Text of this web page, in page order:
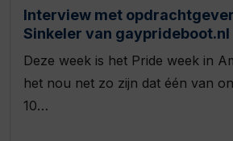
Interview met
Sinkeler van gayprideboot.nl
Deze week is het Pride week in
het nou net zo zijn dat één van
10…